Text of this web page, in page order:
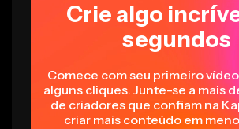
Crie algo
segundos
Comece com seu primeiro
alguns cliques. Junte-se a mais
de criadores que confiam na
criar mais conteúdo em